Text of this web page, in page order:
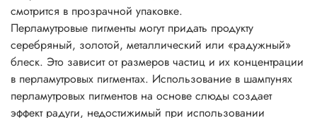
• легко смешиваются друг с другом, давая неожиданные
эффекты искрящегося типа;
• легко диспергируются во всех системах с
нитроцеллюлозой.
Рекомендации по применению:
Соотношение для смешивания 1:10 до 3:10 по массе (на
смотрится в прозрачной упаковке.
Перламутровые пигменты могут придать продукту
серебряный, золотой, металлический или «радужный»
блеск. Это зависит от размеров частиц и их концентрации
в перламутровых пигментах. Использование в шампунях
перламутровых пигментов на основе слюды создает
эффект радуги, недостижимый при использовании